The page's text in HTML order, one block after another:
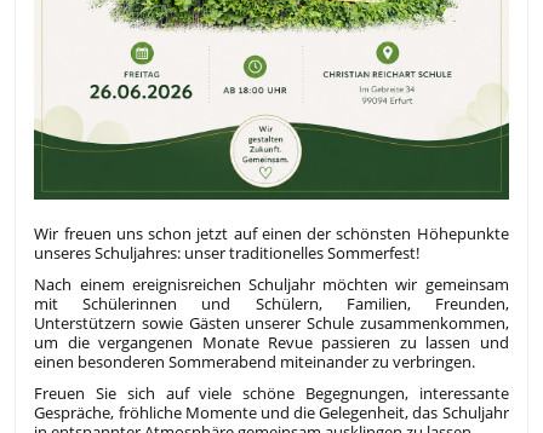
Wir freuen uns schon jetzt auf einen der schönsten Höhepunkte
unseres Schuljahres: unser traditionelles Sommerfest!
Nach einem ereignisreichen Schuljahr möchten wir gemeinsam
mit Schülerinnen und Schülern, Familien, Freunden,
Unterstützern sowie Gästen unserer Schule zusammenkommen,
um die vergangenen Monate Revue passieren zu lassen und
einen besonderen Sommerabend miteinander zu verbringen.
Freuen Sie sich auf viele schöne Begegnungen, interessante
Gespräche, fröhliche Momente und die Gelegenheit, das Schuljahr